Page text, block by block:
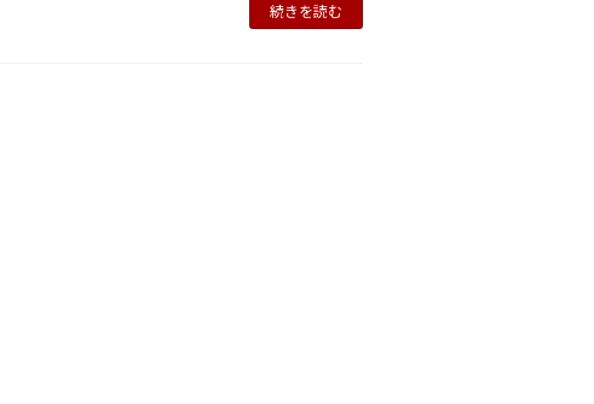
続きを読む